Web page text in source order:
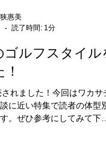
読了時間: 1分
ルフスタイル
！
れました！今回はワカサチ
。ぜひ参考にしてみて下さ